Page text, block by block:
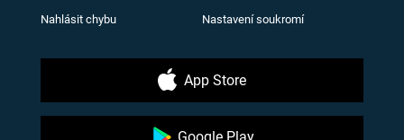
Nahlásit chybu Nastavení soukromí
App Store